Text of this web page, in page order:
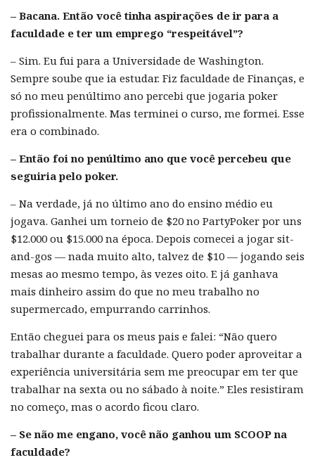
– Bacana. Então você tinha aspirações de ir para a
faculdade e ter um emprego “respeitável”?
– Sim. Eu fui para a Universidade de Washington.
Sempre soube que ia estudar. Fiz faculdade de Finanças, e
só no meu penúltimo ano percebi que jogaria poker
profissionalmente. Mas terminei o curso, me formei. Esse
era o combinado.
– Então foi no penúltimo ano que você percebeu que
seguiria pelo poker.
– Na verdade, já no último ano do ensino médio eu
jogava. Ganhei um torneio de $20 no PartyPoker por uns
$12.000 ou $15.000 na época. Depois comecei a jogar sit-
and-gos — nada muito alto, talvez de $10 — jogando seis
mesas ao mesmo tempo, às vezes oito. E já ganhava
mais dinheiro assim do que no meu trabalho no
supermercado, empurrando carrinhos.
Então cheguei para os meus pais e falei: “Não quero
trabalhar durante a faculdade. Quero poder aproveitar a
experiência universitária sem me preocupar em ter que
trabalhar na sexta ou no sábado à noite.” Eles resistiram
no começo, mas o acordo ficou claro.
– Se não me engano, você não ganhou um SCOOP na
faculdade?